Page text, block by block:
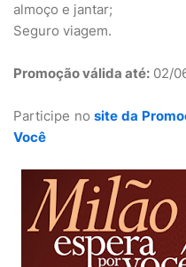
almoço e jantar;
Seguro viagem.
Promoção válida até: 02/
Participe nosite da
Você